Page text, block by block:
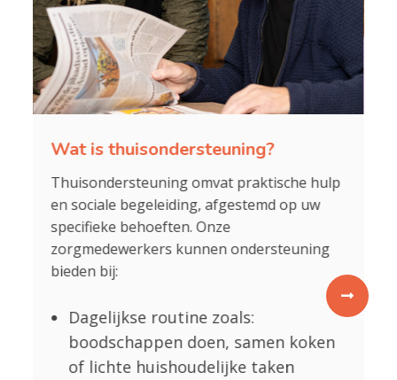
Wat is thuisondersteuning?
Thuisondersteuning omvat praktische hulp
en sociale begeleiding, afgestemd op uw
specifieke behoeften. Onze
zorgmedewerkers kunnen ondersteuning
bieden bij:
Dagelijkse routine zoals:
boodschappen doen, samen koken
of lichte huishoudelijke taken